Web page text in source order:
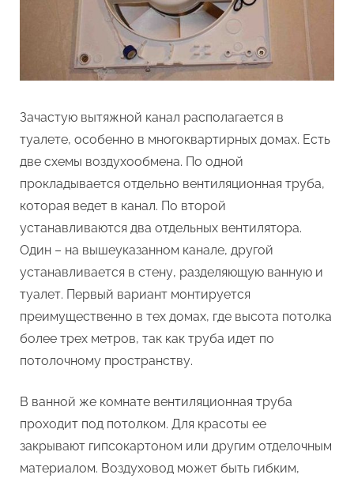
Зачастую вытяжной канал располагается в
туалете, особенно в многоквартирных домах. Есть
две схемы воздухообмена. По одной
прокладывается отдельно вентиляционная труба,
которая ведет в канал. По второй
устанавливаются два отдельных вентилятора.
Один – на вышеуказанном канале, другой
устанавливается в стену, разделяющую ванную и
туалет. Первый вариант монтируется
преимущественно в тех домах, где высота потолка
более трех метров, так как труба идет по
потолочному пространству.
В ванной же комнате вентиляционная труба
проходит под потолком. Для красоты ее
закрывают гипсокартоном или другим отделочным
материалом. Воздуховод может быть гибким,